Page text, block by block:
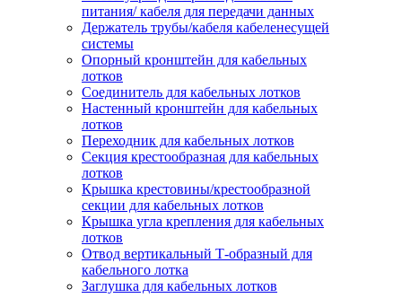
питания/ кабеля для передачи данных
Держатель трубы/кабеля кабеленесущей
системы
Опорный кронштейн для кабельных
лотков
Соединитель для кабельных лотков
Настенный кронштейн для кабельных
лотков
Переходник для кабельных лотков
Секция крестообразная для кабельных
лотков
Крышка крестовины/крестообразной
секции для кабельных лотков
Крышка угла крепления для кабельных
лотков
Отвод вертикальный Т-образный для
кабельного лотка
Заглушка для кабельных лотков